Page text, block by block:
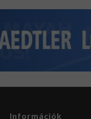
Információk